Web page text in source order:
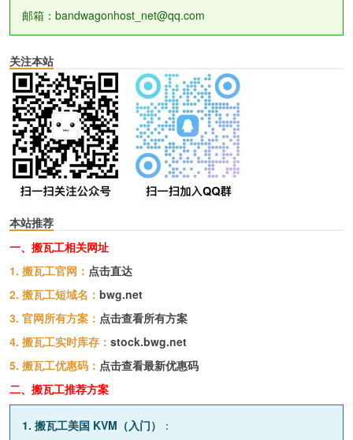
邮箱：bandwagonhost_net@qq.com
关注本站
本站推荐
一、搬瓦工相关网址
1. 搬瓦工官网： 点击直达
2. 搬瓦工短域名： bwg.net
3. 官网所有方案： 点击查看所有方案
4. 搬瓦工实时库存： stock.bwg.net
5. 搬瓦工优惠码： 点击查看最新优惠码
二、搬瓦工推荐方案
1. 搬瓦工美国 KVM（入门） ：